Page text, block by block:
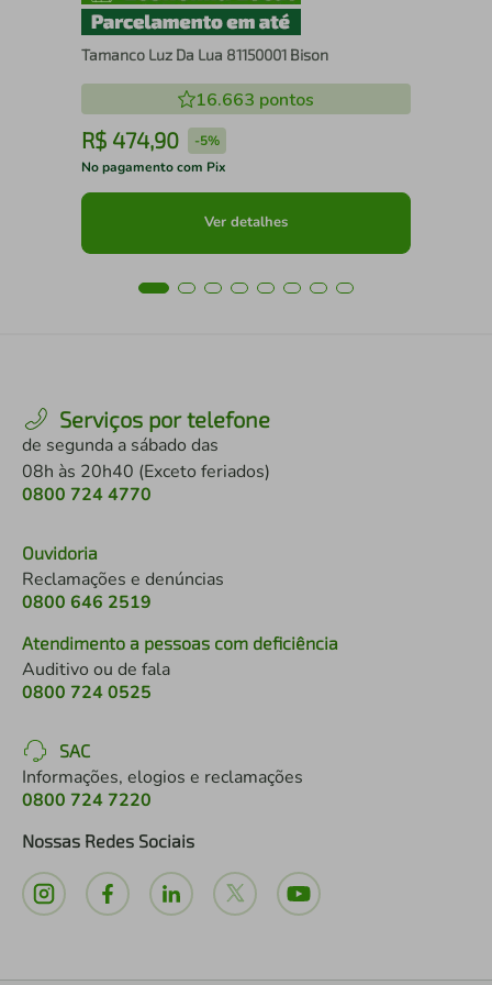
Tamanco Luz Da Lua 81150001 Bison
16.663 pontos
R$ 474,90 -5%
No pagamento com Pix
Ver detalhes
Serviços por telefone
de segunda a sábado das
08h às 20h40 (Exceto feriados)
0800 724 4770
Ouvidoria
Reclamações e denúncias
0800 646 2519
Atendimento a pessoas com deficiência
Auditivo ou de fala
0800 724 0525
SAC
Informações, elogios e reclamações
0800 724 7220
Nossas Redes Sociais